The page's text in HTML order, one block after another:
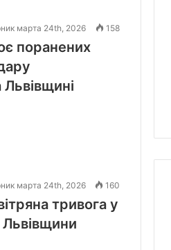
марта 24th, 2026 158
поранених
Львівщині
марта 24th, 2026 160
тривога у
Львівщини